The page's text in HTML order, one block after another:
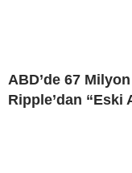
ABD’de 67
Ripple’dan “Eski